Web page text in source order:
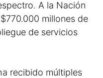
A la Nación
millones de
de servicios
recibido múltiples